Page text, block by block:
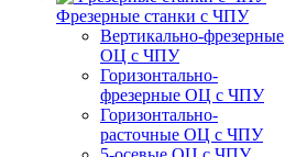
Фрезерные станки с ЧПУ
Вертикально-фрезерные
ОЦ с ЧПУ
Горизонтально-
фрезерные ОЦ с ЧПУ
Горизонтально-
расточные ОЦ с ЧПУ